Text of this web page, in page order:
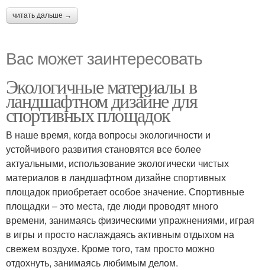
читать дальше →
Вас может заинтересовать
Экологичные материалы в
ландшафтном дизайне для
спортивных площадок
В наше время, когда вопросы экологичности и
устойчивого развития становятся все более
актуальными, использование экологически чистых
материалов в ландшафтном дизайне спортивных
площадок приобретает особое значение. Спортивные
площадки – это места, где люди проводят много
времени, занимаясь физическими упражнениями, играя
в игры и просто наслаждаясь активным отдыхом на
свежем воздухе. Кроме того, там просто можно
отдохнуть, занимаясь любимым делом.